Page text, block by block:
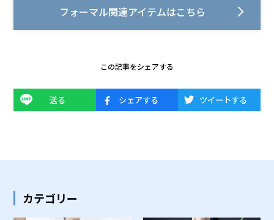
フォーマル関連アイテムはこちら
この記事をシェアする
送る シェアする ツイートする
カテゴリー